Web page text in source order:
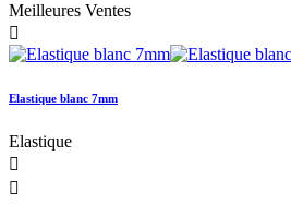
Meilleures Ventes

Elastique blanc 7mm
Elastique

